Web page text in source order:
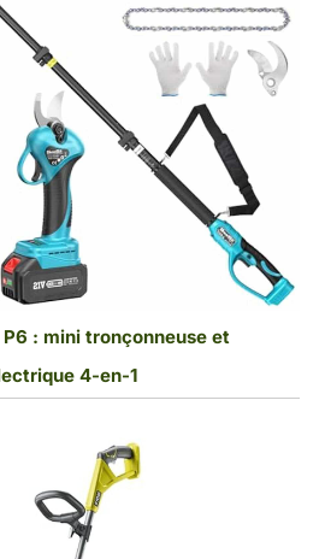
: mini tronçonneuse et
4-en-1